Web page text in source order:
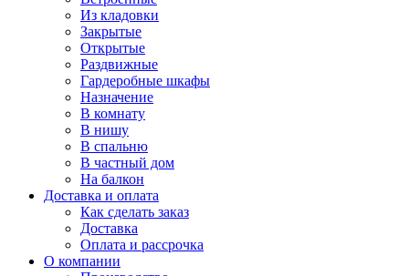
Из кладовки
Закрытые
Открытые
Раздвижные
Гардеробные шкафы
Назначение
В комнату
В нишу
В спальню
В частный дом
На балкон
Доставка и оплата
Как сделать заказ
Доставка
Оплата и рассрочка
О компании